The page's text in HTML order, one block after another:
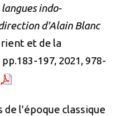
indo-
d'Alain Blanc
et de la
197, 2021, 978-
de l'époque classique